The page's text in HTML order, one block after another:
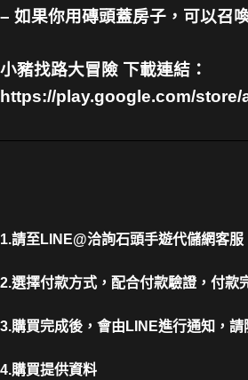
– 如果你用磚頭蓋房子，可以召
小豬找路大冒險 下載連結：
https://play.google.com/
1.請至LINE@洽詢石頭手遊代儲網客
2.選擇付款方式，配合付款驗證，付款
3.購買完成後，會由LINE進行通知，
4.購買提供資料